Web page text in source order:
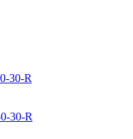
30-R
30-R